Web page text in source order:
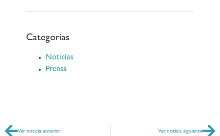
Categorías
Noticias
Prensa
Ver noticia anterior Ver noticia siguiente